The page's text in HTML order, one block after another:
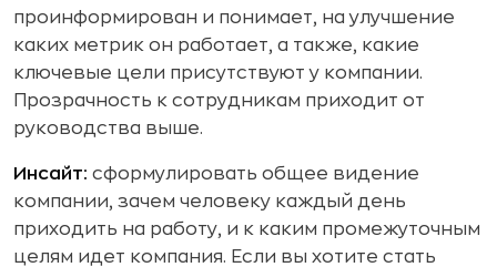
проинформирован и понимает, на улучшение
каких метрик он работает, а также, какие
ключевые цели присутствуют у компании.
Прозрачность к сотрудникам приходит от
руководства выше.
Инсайт: сформулировать общее видение
компании, зачем человеку каждый день
приходить на работу, и к каким промежуточным
целям идет компания. Если вы хотите стать